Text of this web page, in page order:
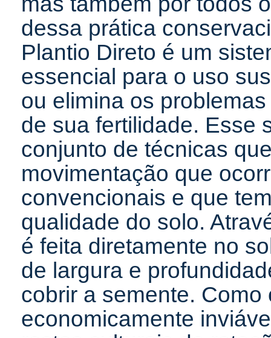
dessa prática
Plantio Direto é um
essencial para o uso
ou elimina os
de sua fertilidade. Esse
conjunto de técnicas
movimentação que
convencionais e que
qualidade do solo.
é feita diretamente no
de largura e
cobrir a semente.
economicamente